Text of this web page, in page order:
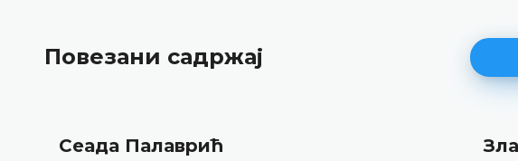
Повезани садржај
Сеада Палаврић